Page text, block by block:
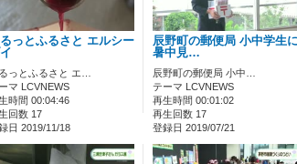
るっとふるさと エルシー
っとふるさと エ…
マ LCVNEWS
時間 00:04:46
回数 17
日 2019/11/18
辰野町の郵便局 小中学生
暑中見…
辰野町の郵便局 小中…
テーマ LCVNEWS
再生時間 00:01:02
再生回数 17
登録日 2019/07/21